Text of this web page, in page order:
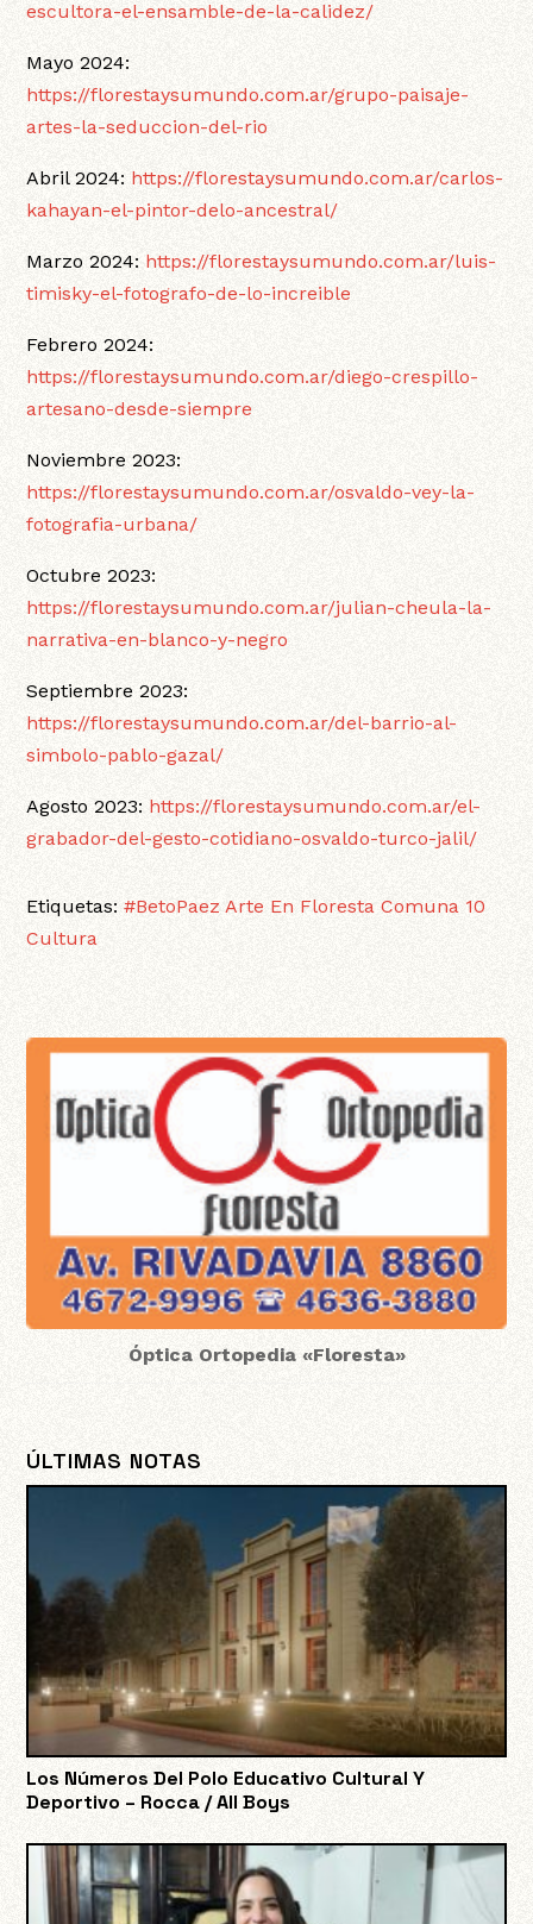
escultora-el-ensamble-de-la-calidez/
Mayo 2024:
https://florestaysumundo.com.ar/grupo-paisaje-
artes-la-seduccion-del-rio
Abril 2024: https://florestaysumundo.com.ar/carlos-
kahayan-el-pintor-delo-ancestral/
Marzo 2024: https://florestaysumundo.com.ar/luis-
timisky-el-fotografo-de-lo-increible
Febrero 2024:
https://florestaysumundo.com.ar/diego-crespillo-
artesano-desde-siempre
Noviembre 2023:
https://florestaysumundo.com.ar/osvaldo-vey-la-
fotografia-urbana/
Octubre 2023:
https://florestaysumundo.com.ar/julian-cheula-la-
narrativa-en-blanco-y-negro
Septiembre 2023:
https://florestaysumundo.com.ar/del-barrio-al-
simbolo-pablo-gazal/
Agosto 2023: https://florestaysumundo.com.ar/el-
grabador-del-gesto-cotidiano-osvaldo-turco-jalil/
Etiquetas:#BetoPaez Arte En Floresta Comuna 10
Cultura
Óptica Ortopedia «Floresta»
ÚLTIMAS NOTAS
Los Números Del Polo Educativo Cultural Y
Deportivo – Rocca / All Boys